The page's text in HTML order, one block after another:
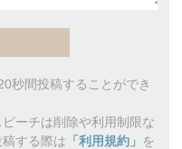
秒間投稿することができ
ーチは削除や利用制限な
する際は 「利用規約」 を